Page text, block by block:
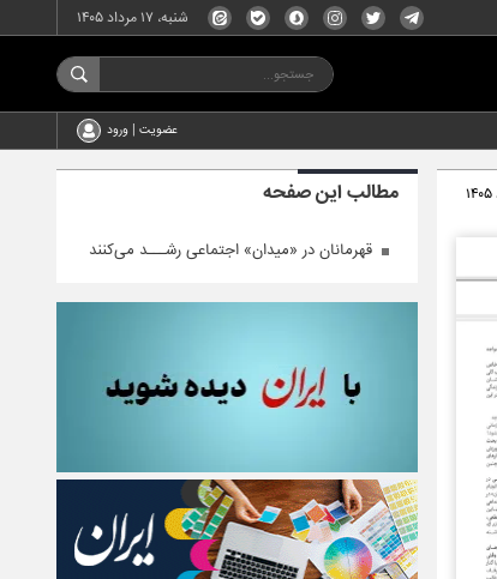
شنبه، ۱۷ مرداد ۱۴۰۵
عضویت | ورود
مطالب این صفحه
قهرمانان در «میدان» اجتماعی رشـــد می‌کنند